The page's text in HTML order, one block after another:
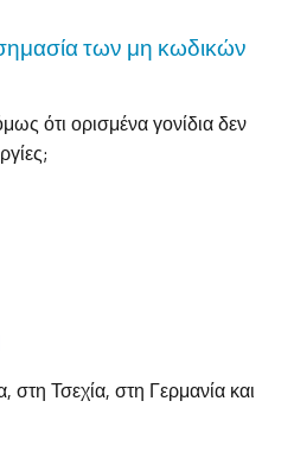
των μη κωδικών
ότι ορισμένα γονίδια δεν
στη Τσεχία, στη Γερμανία και